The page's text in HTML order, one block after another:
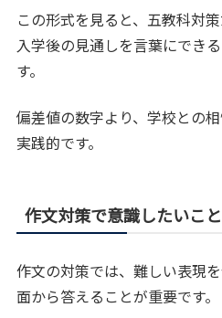
この形式を見ると、五教科対
入学後の見通しを言葉にでき
す。
偏差値の数字より、学校との
実践的です。
作文対策で意識したいこと
作文の対策では、難しい表現
面から答えることが重要です。